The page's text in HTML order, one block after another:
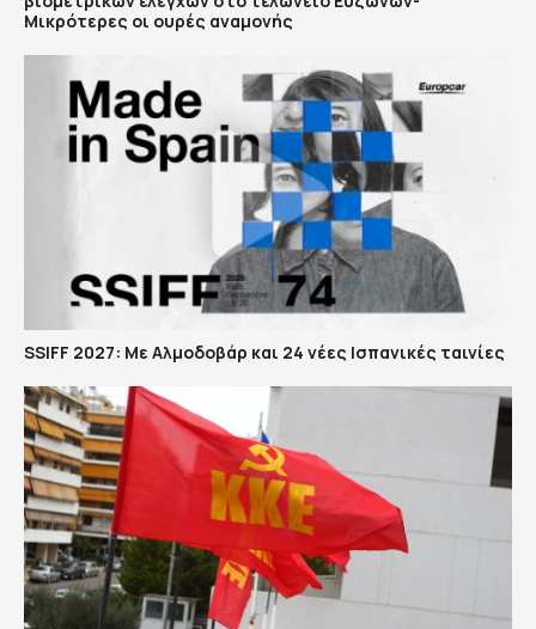
Μικρότερες οι ουρές αναμονής
SSIFF 2027: Με Αλμοδοβάρ και 24 νέες Ισπανικές ταινίες